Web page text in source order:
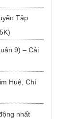
Tập
9) – Cải
Huệ, Chí
nhất